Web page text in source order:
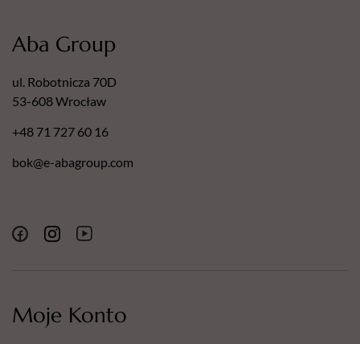
Moje Konto
Aba Group
ul. Robotnicza 70D
53-608 Wrocław
+48 71 727 60 16
bok@e-abagroup.com